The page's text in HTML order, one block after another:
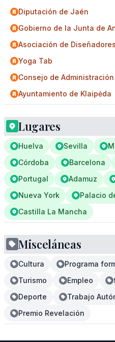
Diputación de Jaén
Gobierno de la Junta de
Asociación de
Yoga Tab
Consejo de
Ayuntamiento de Klaipėda
Lugares
Huelva Sevilla
Córdoba
Barcelona
Portugal
Adamuz
Nueva York
Palacio
Castilla La Mancha
Misceláneas
Cultura
Programa
Turismo
Empleo
Deporte
Trabajo
Premio Revelación